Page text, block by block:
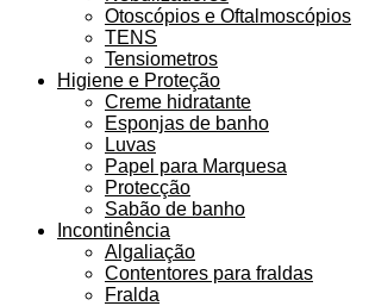
Otoscópios e Oftalmoscópios
TENS
Tensiometros
Higiene e Proteção
Creme hidratante
Esponjas de banho
Luvas
Papel para Marquesa
Protecção
Sabão de banho
Incontinência
Algaliação
Contentores para fraldas
Fralda